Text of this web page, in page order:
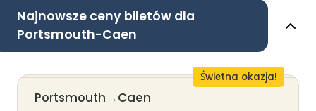
Najnowsze ceny biletów dla
Portsmouth-Caen
Świetna okazja!
Portsmouth→Caen